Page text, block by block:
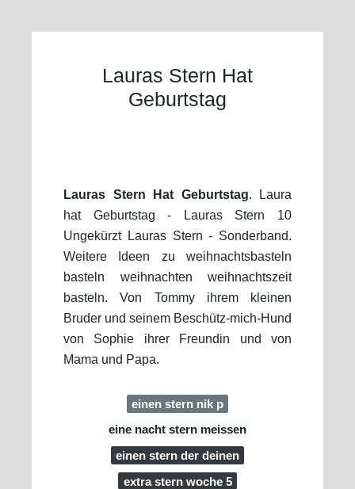
Lauras Stern Hat
Geburtstag
Lauras Stern Hat Geburtstag. Laura
hat Geburtstag - Lauras Stern 10
Ungekürzt Lauras Stern - Sonderband.
Weitere Ideen zu weihnachtsbasteln
basteln weihnachten weihnachtszeit
basteln. Von Tommy ihrem kleinen
Bruder und seinem Beschütz-mich-Hund
von Sophie ihrer Freundin und von
Mama und Papa.
einen stern nik p
eine nacht stern meissen
einen stern der deinen
extra stern woche 5